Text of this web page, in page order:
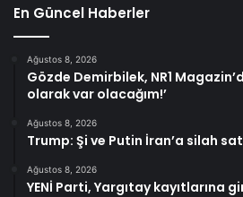
En Güncel Haberler
Ağustos 8, 2026
Gözde Demirbilek, NR1
olarak var olacağım!’
Ağustos 8, 2026
Trump: Şi ve Putin İran’a silah
Ağustos 8, 2026
YENİ Parti, Yargıtay kayıtlarına